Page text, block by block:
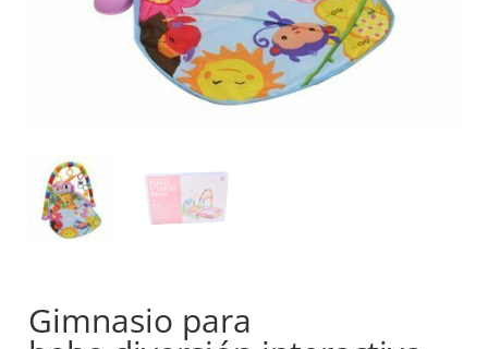
Gimnasio para